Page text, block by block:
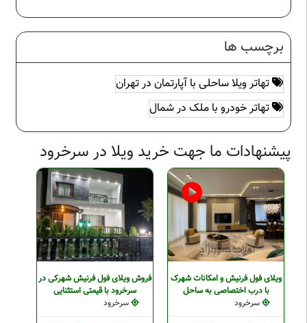
برچسب ها
تهاتر ویلا ساحلی با آپارتمان در تهران
تهاتر خودرو با ملک در شمال
پیشنهادات ما جهت خرید ویلا در سرخرود
ویلای فول فرنیش و امکانات شهرک
با درب اختصاصی به ساحل
سرخرود
فروش ویلای فول فرنیش شهرکی در
سرخرود با قیمتی استثنایی
سرخرود